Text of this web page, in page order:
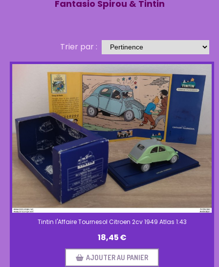
Fantasio Spirou & Tintin
Trier par :
Tintin l'Affaire Tournesol Citroen 2cv 1949 Atlas 1:43
18,45€
AJOUTER AU PANIER